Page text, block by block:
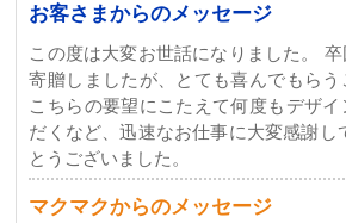
お客さまからのメッセージ
この度は大変お世話になりました。
寄贈しましたが、とても喜んでもらう
こちらの要望にこたえて何度もデザ
だくなど、迅速なお仕事に大変感謝し
とうございました。
マクマクからのメッセージ